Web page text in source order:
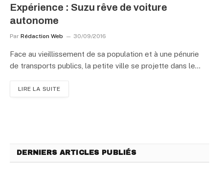
Expérience : Suzu rêve de voiture
autonome
Par Rédaction Web 30/09/2016
Face au vieillissement de sa population et à une pénurie
de transports publics, la petite ville se projette dans le…
LIRE LA SUITE
DERNIERS ARTICLES PUBLIÉS